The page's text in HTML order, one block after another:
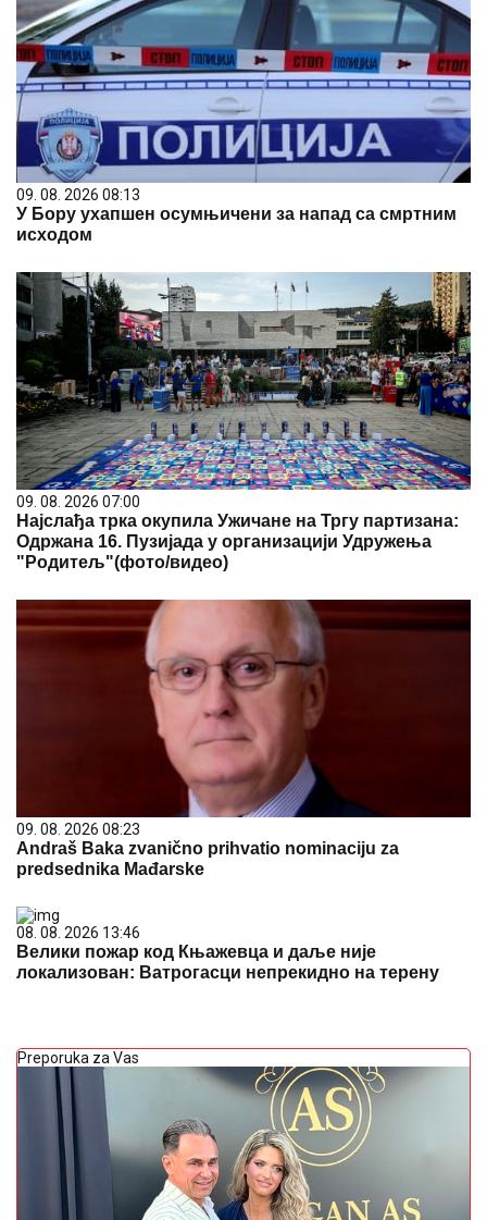
09. 08. 2026 08:13
У Бору ухапшен осумњичени за напад са смртним
исходом
09. 08. 2026 07:00
Најслађа трка окупила Ужичане на Тргу партизана:
Одржана 16. Пузијада у организацији Удружења
"Родитељ"(фото/видео)
09. 08. 2026 08:23
Andraš Baka zvanično prihvatio nominaciju za
predsednika Mađarske
08. 08. 2026 13:46
Велики пожар код Књажевца и даље није
локализован: Ватрогасци непрекидно на терену
Preporuka za Vas